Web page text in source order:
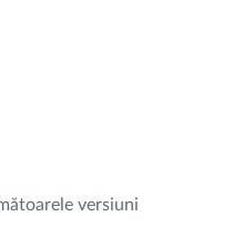
versiuni